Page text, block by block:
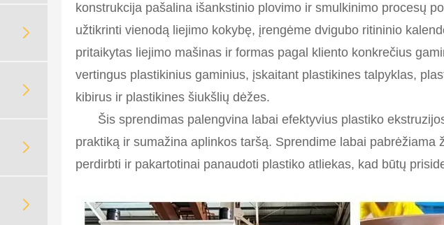




konstrukcija pašalina išankstinio plovimo ir smulkinimo procesų
užtikrinti vienodą liejimo kokybę, įrengėme dvigubo ritininio
pritaikytas liejimo mašinas ir formas pagal kliento konkrečius
vertingus plastikinius gaminius, įskaitant plastikines talpyklas,
kibirus ir plastikines šiukšlių dėžes.
Šis sprendimas palengvina labai efektyvius plastiko
praktiką ir sumažina aplinkos taršą. Sprendime labai
perdirbti ir pakartotinai panaudoti plastiko atliekas, kad būtų